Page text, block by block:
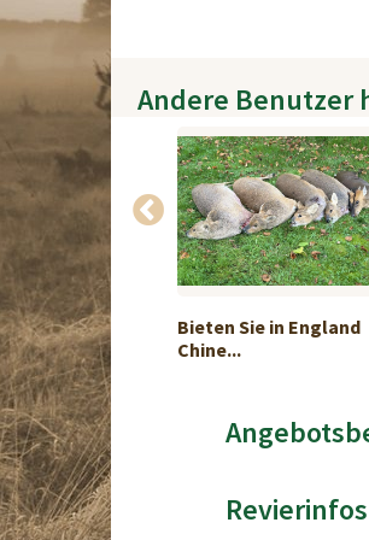
Andere Benutzer
m/W,
Bieten Sie in England
Chine...
Revierinfos